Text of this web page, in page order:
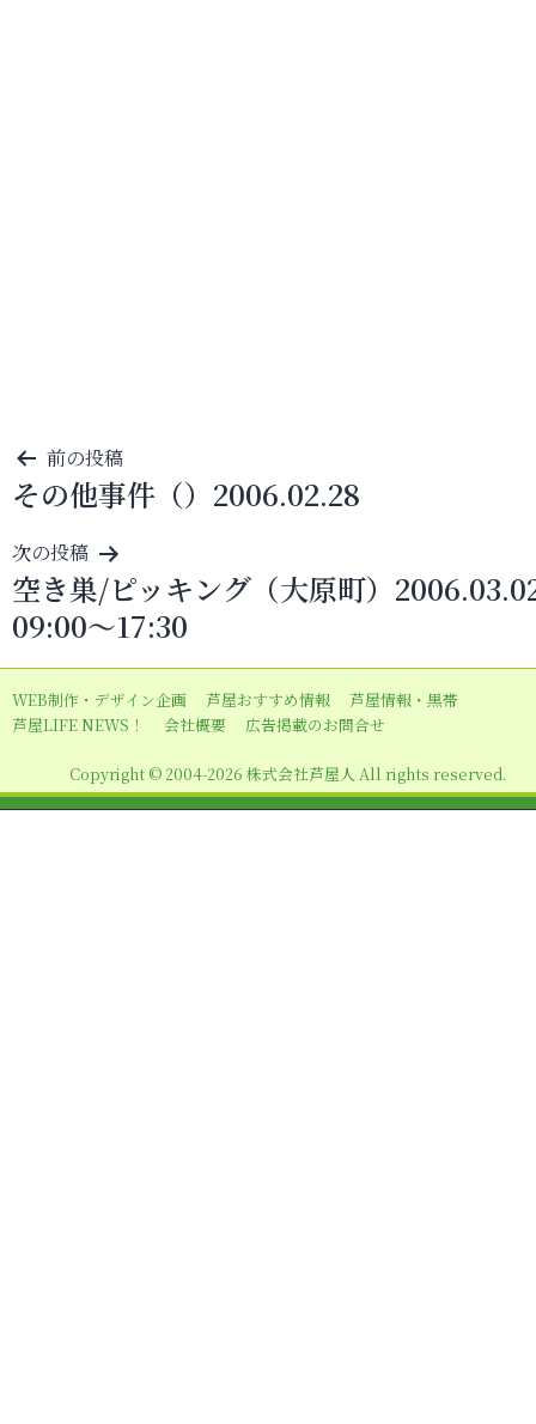
投
稿
ナ
ビ
ゲ
ー
シ
ョ
前の投稿
その他事件（）2006.02.28
次の投稿
空き巣/ピッキング（大原町）
09:00～17:30
WEB制作・デザイン企画 芦屋おすすめ情報
芦屋情報・黒帯
芦屋LIFE NEWS！
会社概要 広告掲載のお問合せ
Copyright © 2004-2026 株式会社芦屋人 All rights reserved.